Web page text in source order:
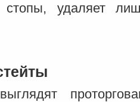
стопы, удаляет